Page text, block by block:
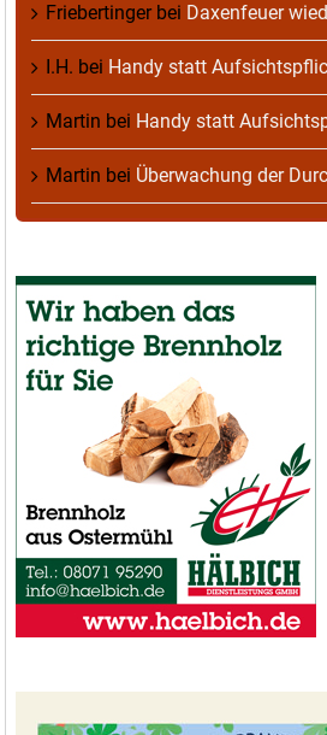
Friebertingerbei Daxenfeuer
I.H. bei Handy statt
Martin bei Handy statt
Martin bei Überwachung der